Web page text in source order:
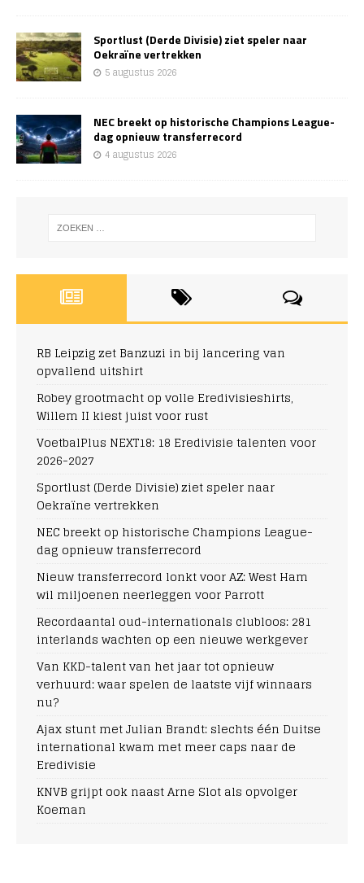
Sportlust (Derde Divisie) ziet speler naar
Oekraïne vertrekken
5 augustus 2026
NEC breekt op historische Champions League-
dag opnieuw transferrecord
4 augustus 2026
RB Leipzig zet Banzuzi in bij lancering van
opvallend uitshirt
Robey grootmacht op volle Eredivisieshirts,
Willem II kiest juist voor rust
VoetbalPlus NEXT18: 18 Eredivisie talenten voor
2026-2027
Sportlust (Derde Divisie) ziet speler naar
Oekraïne vertrekken
NEC breekt op historische Champions League-
dag opnieuw transferrecord
Nieuw transferrecord lonkt voor AZ: West Ham
wil miljoenen neerleggen voor Parrott
Recordaantal oud-internationals clubloos: 281
interlands wachten op een nieuwe werkgever
Van KKD-talent van het jaar tot opnieuw
verhuurd: waar spelen de laatste vijf winnaars
nu?
Ajax stunt met Julian Brandt: slechts één Duitse
international kwam met meer caps naar de
Eredivisie
KNVB grijpt ook naast Arne Slot als opvolger
Koeman